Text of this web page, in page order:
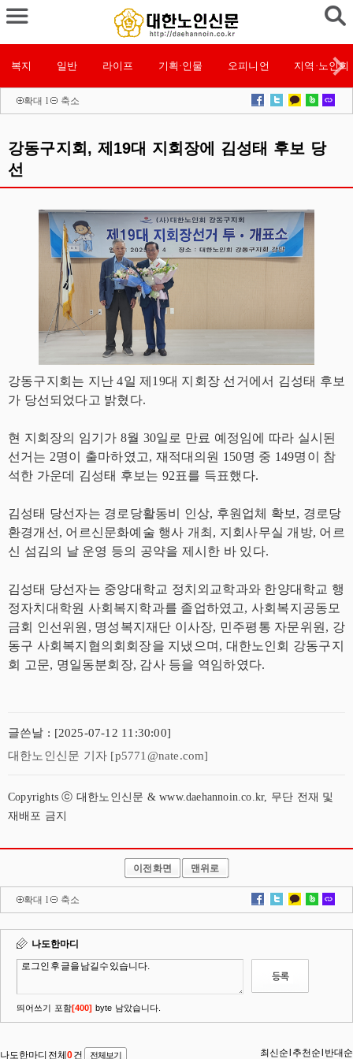
복지 일반 라이프 기획·인물 오피니언 지역·노인회
확대 l 축소
강동구지회, 제19대 지회장에 김성태 후보 당
선
강동구지회는 지난 4일 제19대 지회장 선거에서 김성태 후보
가 당선되었다고 밝혔다.
현 지회장의 임기가 8월 30일로 만료 예정임에 따라 실시된
선거는 2명이 출마하였고, 재적대의원 150명 중 149명이 참
석한 가운데 김성태 후보는 92표를 득표했다.
김성태 당선자는 경로당활동비 인상, 후원업체 확보, 경로당
환경개선, 어르신문화예술 행사 개최, 지회사무실 개방, 어르
신 섬김의 날 운영 등의 공약을 제시한 바 있다.
김성태 당선자는 중앙대학교 정치외교학과와 한양대학교 행
정자치대학원 사회복지학과를 졸업하였고, 사회복지공동모
금회 인선위원, 명성복지재단 이사장, 민주평통 자문위원, 강
동구 사회복지협의회회장을 지냈으며, 대한노인회 강동구지
회 고문, 명일동분회장, 감사 등을 역임하였다.
글쓴날 : [2025-07-12 11:30:00]
대한노인신문 기자 [p5771@nate.com]
Copyrights ⓒ 대한노인신문 & www.daehannoin.co.kr, 무단 전재 및
재배포 금지
이전화면 맨위로
확대 l 축소